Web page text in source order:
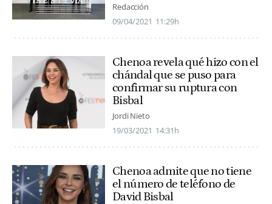
Redacción
09/04/2021 11:29h
Chenoa revela qué hizo con el
chándal que se puso para
confirmar su ruptura con
Bisbal
Jordi Nieto
19/03/2021 14:31h
Chenoa admite que no tiene
el número de teléfono de
David Bisbal